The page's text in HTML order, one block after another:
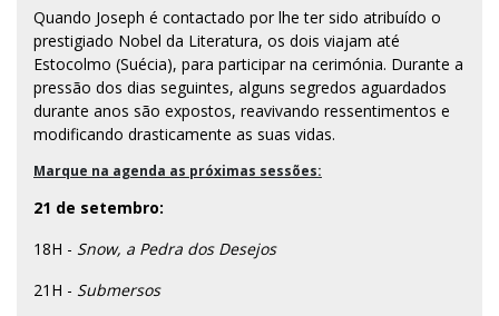
Quando Joseph é contactado por lhe ter sido atribuído o
prestigiado Nobel da Literatura, os dois viajam até
Estocolmo (Suécia), para participar na cerimónia. Durante a
pressão dos dias seguintes, alguns segredos aguardados
durante anos são expostos, reavivando ressentimentos e
modificando drasticamente as suas vidas.
Marque na agenda as próximas sessões:
21 de setembro:
18H - Snow, a Pedra dos Desejos
21H - Submersos